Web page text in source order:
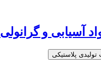
آسیابی و گرانولی
پلاستیکی